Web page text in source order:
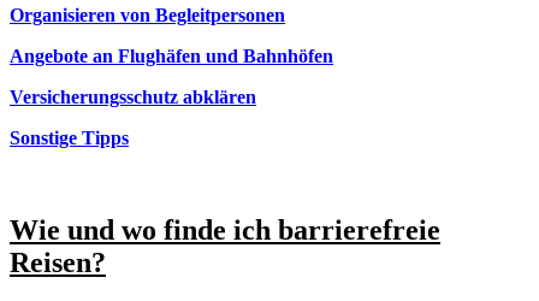
Organisieren von Begleitpersonen
Angebote an Flughäfen und Bahnhöfen
Versicherungsschutz abklären
Sonstige Tipps
Wie und wo finde ich barrierefreie
Reisen?